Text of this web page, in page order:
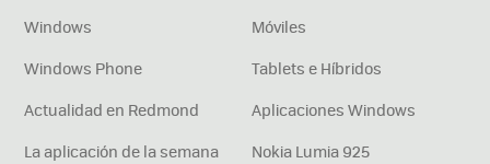
Windows
Móviles
Windows Phone
Tablets e Híbridos
Actualidad en Redmond
Aplicaciones Windows
La aplicación de la semana
Nokia Lumia 925